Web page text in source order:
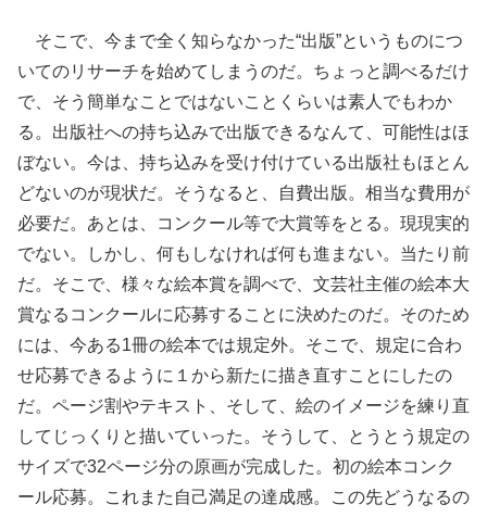
そこで、今まで全く知らなかった“出版”というものにつ
いてのリサーチを始めてしまうのだ。ちょっと調べるだけ
で、そう簡単なことではないことくらいは素人でもわか
る。出版社への持ち込みで出版できるなんて、可能性はほ
ぼない。今は、持ち込みを受け付けている出版社もほとん
どないのが現状だ。そうなると、自費出版。相当な費用が
必要だ。あとは、コンクール等で大賞等をとる。現現実的
でない。しかし、何もしなければ何も進まない。当たり前
だ。そこで、様々な絵本賞を調べで、文芸社主催の絵本大
賞なるコンクールに応募することに決めたのだ。そのため
には、今ある1冊の絵本では規定外。そこで、規定に合わ
せ応募できるように１から新たに描き直すことにしたの
だ。ページ割やテキスト、そして、絵のイメージを練り直
してじっくりと描いていった。そうして、とうとう規定の
サイズで32ページ分の原画が完成した。初の絵本コンク
ール応募。これまた自己満足の達成感。この先どうなるの